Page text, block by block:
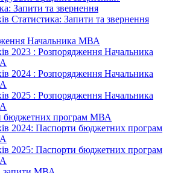
Запити та звернення
Статистика: Запити та звернення
Начальника МВА
2023 : Розпорядження Начальника
2024 : Розпорядження Начальника
2025 : Розпорядження Начальника
бюджетних програм МВА
2024: Паспорти бюджетних програм
2025: Паспорти бюджетних програм